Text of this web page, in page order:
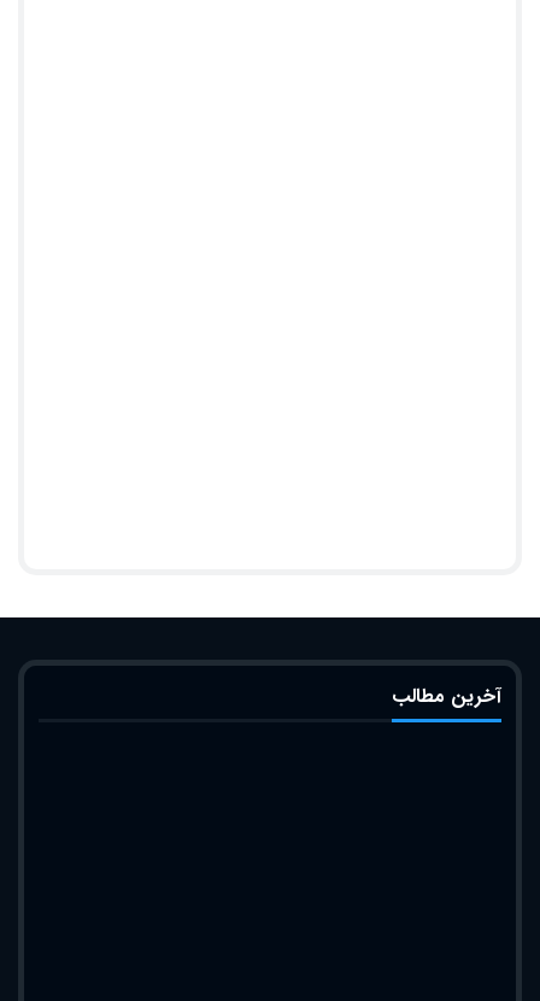
آخرین مطالب